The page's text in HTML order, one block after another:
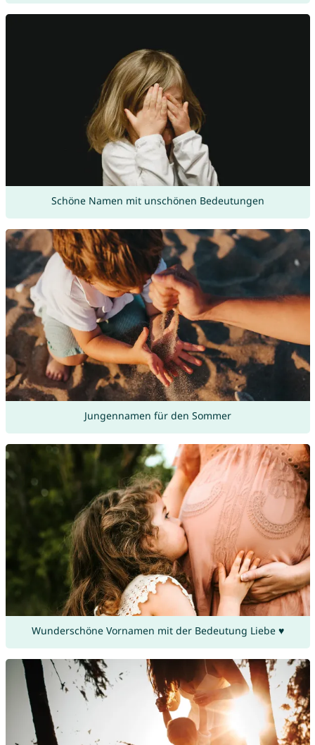
Schöne Namen mit unschönen Bedeutungen
Jungennamen für den Sommer
Wunderschöne Vornamen mit der Bedeutung Liebe ♥